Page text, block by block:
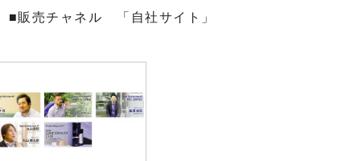
■販売チャネル 「自社サイト」